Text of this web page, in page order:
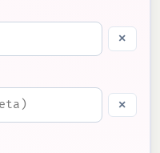
×
×